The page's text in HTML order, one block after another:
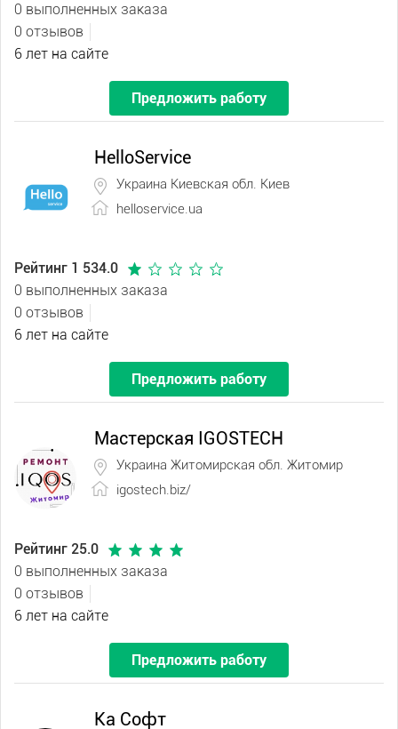
0 выполненных заказа
0 отзывов
6 лет на сайте
Предложить работу
HelloService
Украина Киевская обл. Киев
helloservice.ua
Рейтинг 1 534.0
0 выполненных заказа
0 отзывов
6 лет на сайте
Предложить работу
Мастерская IGOSTECH
Украина Житомирская обл. Житомир
igostech.biz/
Рейтинг 25.0
0 выполненных заказа
0 отзывов
6 лет на сайте
Предложить работу
Ка Софт